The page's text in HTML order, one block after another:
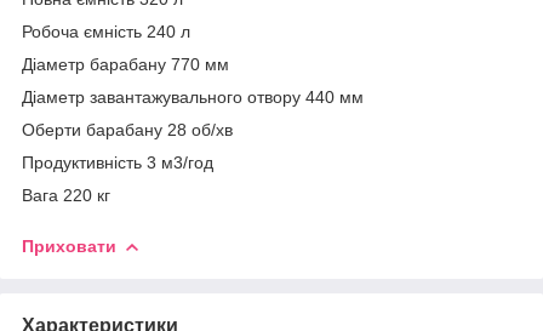
Робоча ємність 240 л
Діаметр барабану 770 мм
Діаметр завантажувального отвору 440 мм
Оберти барабану 28 об/хв
Продуктивність 3 м3/год
Вага 220 кг
Приховати
Характеристики